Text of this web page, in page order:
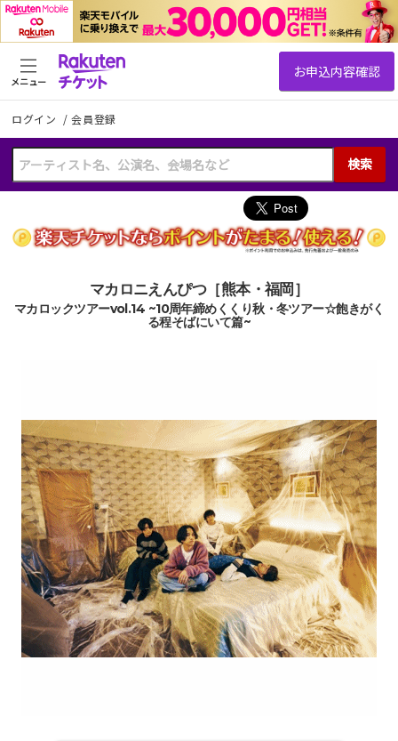
ログイン /会員登録
検索
メニュー
マカロニえんぴつ［熊本・福岡］
マカロックツアーvol.14 ~10周年締めくくり秋・冬ツアー☆飽きがく
る程そばにいて篇~